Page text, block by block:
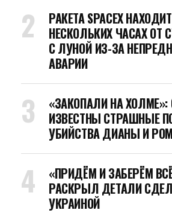
РАКЕТА SPACEX
НЕСКОЛЬКИХ ЧАСАХ ОТ
С ЛУНОЙ ИЗ-ЗА
АВАРИИ
«ЗАКОПАЛИ НА ХОЛМЕ»:
ИЗВЕСТНЫ СТРАШНЫЕ
УБИЙСТВА ДИАНЫ И
«ПРИДЁМ И ЗАБЕРЁМ
РАСКРЫЛ ДЕТАЛИ
УКРАИНОЙ